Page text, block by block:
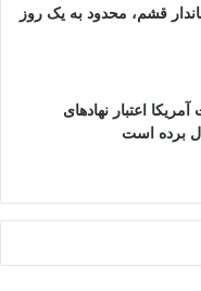
قشم، محدود به یک روز
اعتبار نهادهای
برده است